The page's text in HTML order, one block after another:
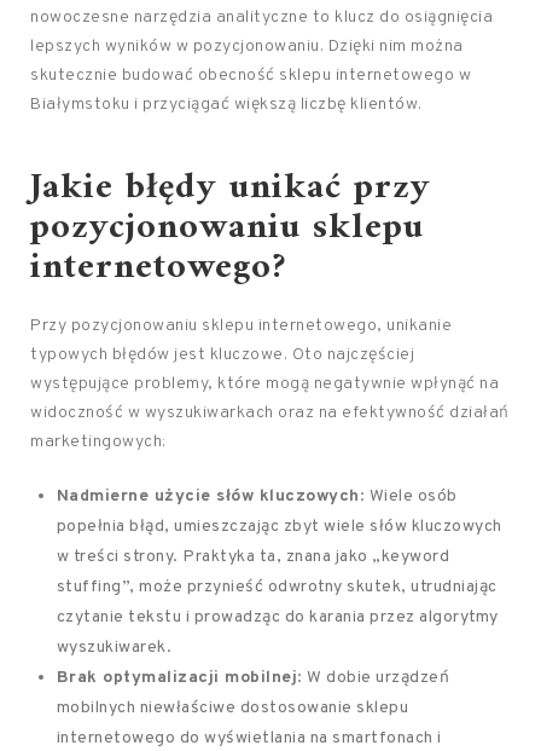
nowoczesne narzędzia analityczne to klucz do osiągnięcia
lepszych wyników w pozycjonowaniu. Dzięki nim można
skutecznie budować obecność sklepu internetowego w
Białymstoku i przyciągać większą liczbę klientów.
Jakie błędy unikać przy
pozycjonowaniu sklepu
internetowego?
Przy pozycjonowaniu sklepu internetowego, unikanie
typowych błędów jest kluczowe. Oto najczęściej
występujące problemy, które mogą negatywnie wpłynąć na
widoczność w wyszukiwarkach oraz na efektywność działań
marketingowych:
Nadmierne użycie słów kluczowych: Wiele osób
popełnia błąd, umieszczając zbyt wiele słów kluczowych
w treści strony. Praktyka ta, znana jako „keyword
stuffing”, może przynieść odwrotny skutek, utrudniając
czytanie tekstu i prowadząc do karania przez algorytmy
wyszukiwarek.
Brak optymalizacji mobilnej: W dobie urządzeń
mobilnych niewłaściwe dostosowanie sklepu
internetowego do wyświetlania na smartfonach i